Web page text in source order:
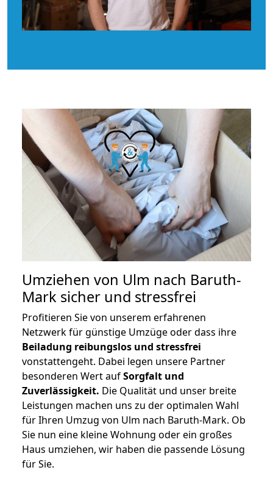
Umziehen von Ulm nach Baruth-
Mark sicher und stressfrei
Profitieren Sie von unserem erfahrenen
Netzwerk für günstige Umzüge oder dass ihre
Beiladung reibungslos und stressfrei
vonstattengeht. Dabei legen unsere Partner
besonderen Wert aufSorgfalt und
Zuverlässigkeit. Die Qualität und unser breite
Leistungen machen uns zu der optimalen Wahl
für Ihren Umzug von Ulm nach Baruth-Mark. Ob
Sie nun eine kleine Wohnung oder ein großes
Haus umziehen, wir haben die passende Lösung
für Sie.